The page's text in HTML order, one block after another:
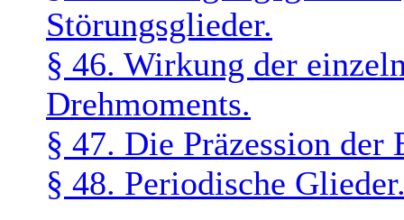
Störungsglieder.
§ 46. Wirkung der
Drehmoments.
§ 47. Die Präzession der
§ 48. Periodische